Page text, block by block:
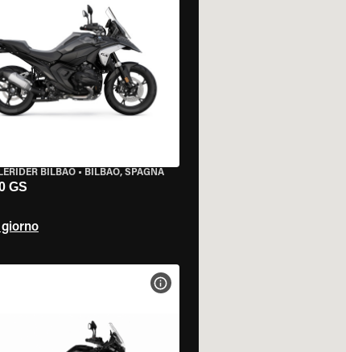
BILBAO• BILBAO, SPAGNA
GS
giorno
DELLA MOTO VISUALIZZA SPECIFICHE DELLA MOTO